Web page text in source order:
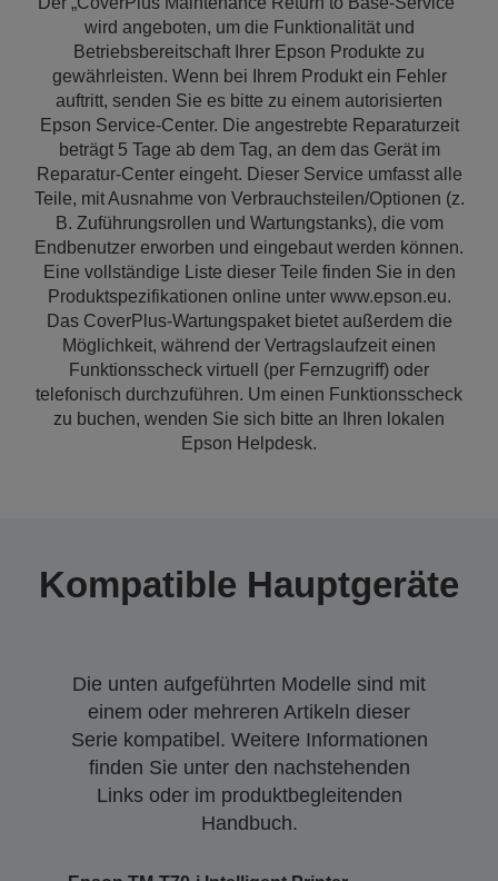
wird angeboten, um die Funktionalität und
Betriebsbereitschaft Ihrer Epson Produkte zu
gewährleisten. Wenn bei Ihrem Produkt ein Fehler
auftritt, senden Sie es bitte zu einem autorisierten
Epson Service-Center. Die angestrebte Reparaturzeit
beträgt 5 Tage ab dem Tag, an dem das Gerät im
Reparatur-Center eingeht. Dieser Service umfasst alle
Teile, mit Ausnahme von Verbrauchsteilen/Optionen (z.
B. Zuführungsrollen und Wartungstanks), die vom
Endbenutzer erworben und eingebaut werden können.
Eine vollständige Liste dieser Teile finden Sie in den
Produktspezifikationen online unter www.epson.eu.
Das CoverPlus-Wartungspaket bietet außerdem die
Möglichkeit, während der Vertragslaufzeit einen
Funktionsscheck virtuell (per Fernzugriff) oder
telefonisch durchzuführen. Um einen Funktionsscheck
zu buchen, wenden Sie sich bitte an Ihren lokalen
Epson Helpdesk.
Kompatible Hauptgeräte
Die unten aufgeführten Modelle sind mit
einem oder mehreren Artikeln dieser
Serie kompatibel. Weitere Informationen
finden Sie unter den nachstehenden
Links oder im produktbegleitenden
Handbuch.